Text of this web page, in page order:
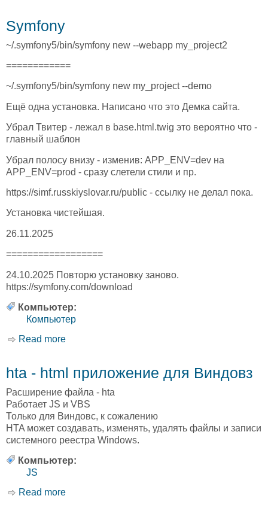
Symfony
~/.symfony5/bin/symfony new --webapp my_project2
============
~/.symfony5/bin/symfony new my_project --demo
Ещё одна установка. Написано что это Демка сайта.
Убрал Твитер - лежал в base.html.twig это вероятно что -
главный шаблон
Убрал полосу внизу - изменив: APP_ENV=dev на
APP_ENV=prod - сразу слетели стили и пр.
https://simf.russkiyslovar.ru/public - ссылку не делал пока.
Установка чистейшая.
26.11.2025
==================
24.10.2025 Повторю установку заново.
https://symfony.com/download
Компьютер:
Компьютер
Read more
hta - html приложение для Виндовз
Расширение файла - hta
Работает JS и VBS
Только для Виндовс, к сожалению
HTA может создавать, изменять, удалять файлы и записи
системного реестра Windows.
Компьютер:
JS
Read more